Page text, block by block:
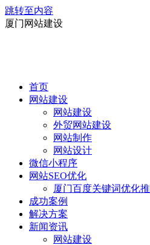
跳转至内容
厦门网站建设
首页
网站建设
网站建设
外贸网站建设
网站制作
网站设计
微信小程序
网站SEO优化
厦门百度关键词优化
成功案例
解决方案
新闻资讯
网站建设